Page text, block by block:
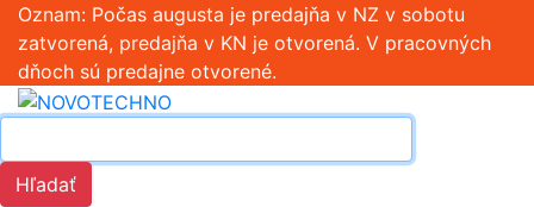
Oznam: Počas augusta je predajňa v NZ v sobotu
zatvorená, predajňa v KN je otvorená. V pracovných
dňoch sú predajne otvorené.
Hľadať